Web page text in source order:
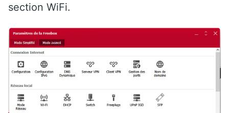
section WiFi.